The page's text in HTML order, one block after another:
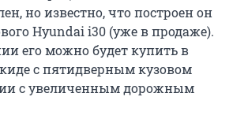
Hyundai i30 (уже в продаже).
его можно будет купить в
с пятидверным кузовом
с увеличенным дорожным